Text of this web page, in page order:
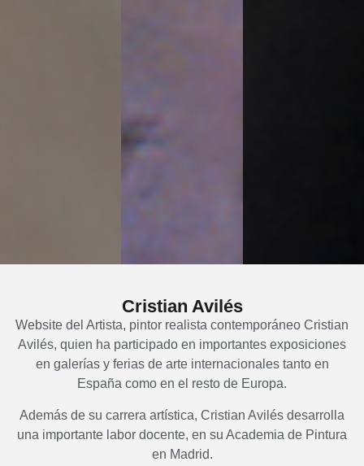
Cristian Avilés
Website del Artista, pintor realista contemporáneo Cristian
Avilés, quien ha participado en importantes exposiciones
en galerías y ferias de arte internacionales tanto en
España como en el resto de Europa.
Además de su carrera artística, Cristian Avilés desarrolla
una importante labor docente, en su Academia de Pintura
en Madrid.